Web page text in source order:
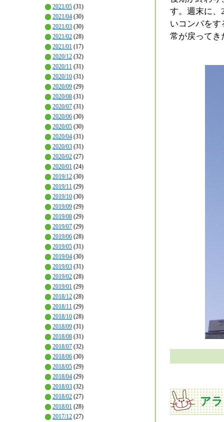
2021/05 (31)
2021/04 (30)
2021/03 (30)
2021/02 (28)
2021/01 (17)
2020/12 (32)
2020/11 (31)
2020/10 (31)
2020/09 (29)
2020/08 (31)
2020/07 (31)
2020/06 (30)
2020/05 (30)
2020/04 (31)
2020/03 (31)
2020/02 (27)
2020/01 (24)
2019/12 (30)
2019/11 (29)
2019/10 (30)
2019/09 (29)
2019/08 (29)
2019/07 (29)
2019/06 (28)
2019/05 (31)
2019/04 (30)
2019/03 (31)
2019/02 (28)
2019/01 (29)
2018/12 (28)
2018/11 (29)
2018/10 (28)
2018/09 (31)
2018/08 (31)
2018/07 (32)
2018/06 (30)
2018/05 (29)
2018/04 (29)
2018/03 (32)
2018/02 (27)
2018/01 (28)
2017/12 (27)
す。週末に、
いコンパを
常が戻ってき
ア